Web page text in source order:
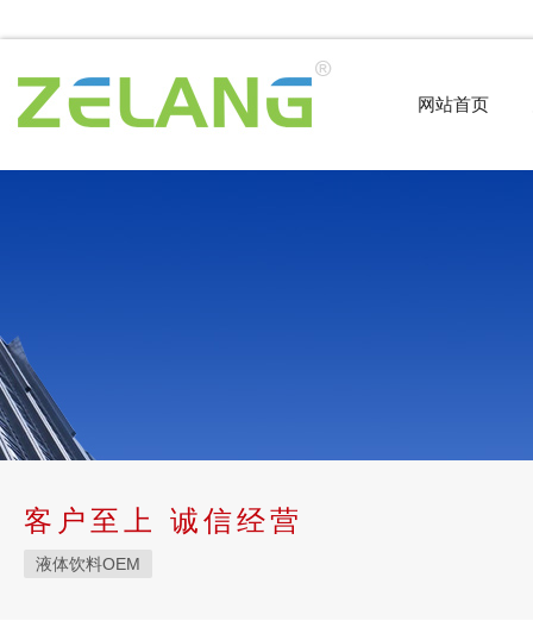
网站首页
客户至上 诚信经营
液体饮料OEM